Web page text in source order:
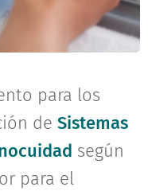
para los
de Sistemas
según
para el